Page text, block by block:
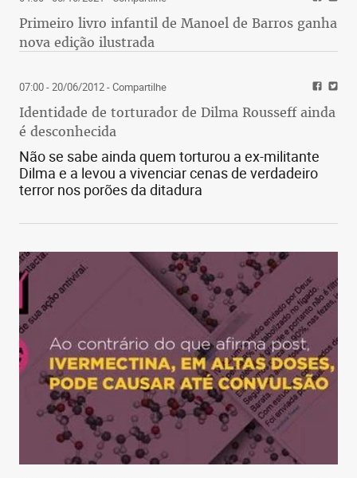
Primeiro livro infantil de Manoel de Barros ganha
nova edição ilustrada
07:00 - 20/06/2012- Compartilhe
Identidade de torturador de Dilma Rousseff ainda
é desconhecida
Não se sabe ainda quem torturou a ex-militante
Dilma e a levou a vivenciar cenas de verdadeiro
terror nos porões da ditadura